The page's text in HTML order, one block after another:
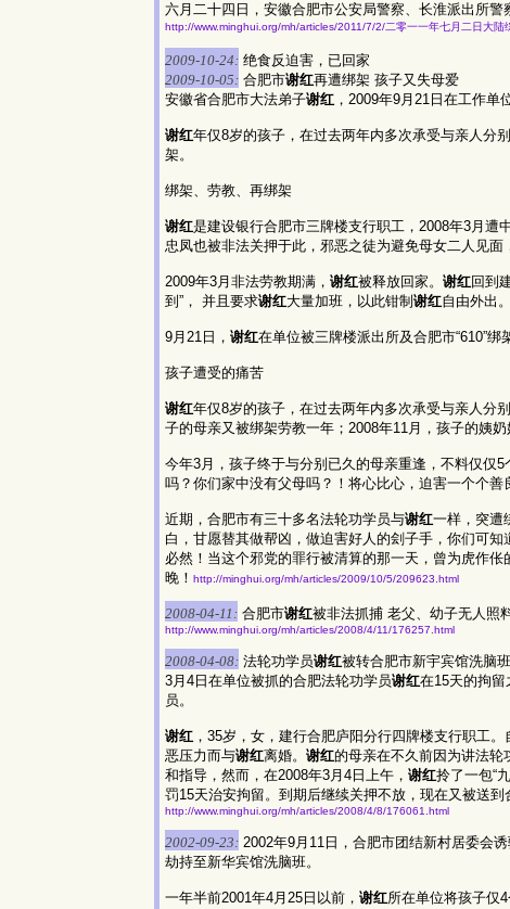
六月二十四日，安徽合肥市公安局警察、长淮派出所
http://www.minghui.org/mh/articles/2011/7/2/二零一一年七月二日大陆
2009-10-24: 绝食反迫害，已回家
2009-10-05: 合肥市谢红再遭绑架 孩子又失母爱
安徽省合肥市大法弟子谢红 ，2009年9月21日在工作单
谢红年仅8岁的孩子，在过去两年内多次承受与亲人分
架。
绑架、劳教、再绑架
谢红是建设银行合肥市三牌楼支行职工，2008年3月遭
忠凤也被非法关押于此，邪恶之徒为避免母女二人见面
2009年3月非法劳教期满， 谢红被释放回家。 谢红回到
到”， 并且要求谢红大量加班，以此钳制 谢红自由外出。
9月21日， 谢红在单位被三牌楼派出所及合肥市“610”绑
孩子遭受的痛苦
谢红年仅8岁的孩子，在过去两年内多次承受与亲人分
子的母亲又被绑架劳教一年；2008年11月，孩子的姨
今年3月，孩子终于与分别已久的母亲重逢，不料仅仅
吗？你们家中没有父母吗？！将心比心，迫害一个个
近期，合肥市有三十多名法轮功学员与谢红一样，突遭
白，甘愿替其做帮凶，做迫害好人的刽子手，你们可
必然！当这个邪党的罪行被清算的那一天，曾为虎作
晚！ http://minghui.org/mh/articles/2009/10/5/209623.html
2008-04-11: 合肥市谢红被非法抓捕 老父、幼子无人照
http://www.minghui.org/mh/articles/2008/4/11/176257.html
2008-04-08: 法轮功学员谢红被转合肥市新宇宾馆洗脑
3月4日在单位被抓的合肥法轮功学员谢红在15天的拘
员。
谢红 ，35岁，女，建行合肥庐阳分行四牌楼支行职工
恶压力而与谢红离婚。 谢红的母亲在不久前因为讲法轮
和指导，然而，在2008年3月4日上午， 谢红拎了一包“
罚15天治安拘留。到期后继续关押不放，现在又被送到
http://www.minghui.org/mh/articles/2008/4/8/176061.html
2002-09-23: 2002年9月11日，合肥市团结新村居委会
劫持至新华宾馆洗脑班。
一年半前2001年4月25日以前， 谢红所在单位将孩子仅